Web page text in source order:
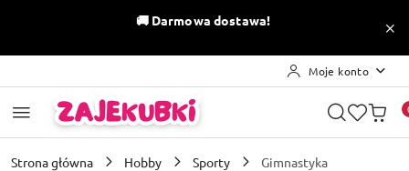
Przejdź do treści głównej
Przejdź do wyszukiwarki
Przejdź do moje konto
Przejdź do menu głównego
Przejdź do stopki
🚚 Darmowa dostawa!
Moje konto
Strona główna Hobby Sporty Gimnastyka